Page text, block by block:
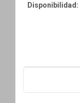
Disponibilidad: